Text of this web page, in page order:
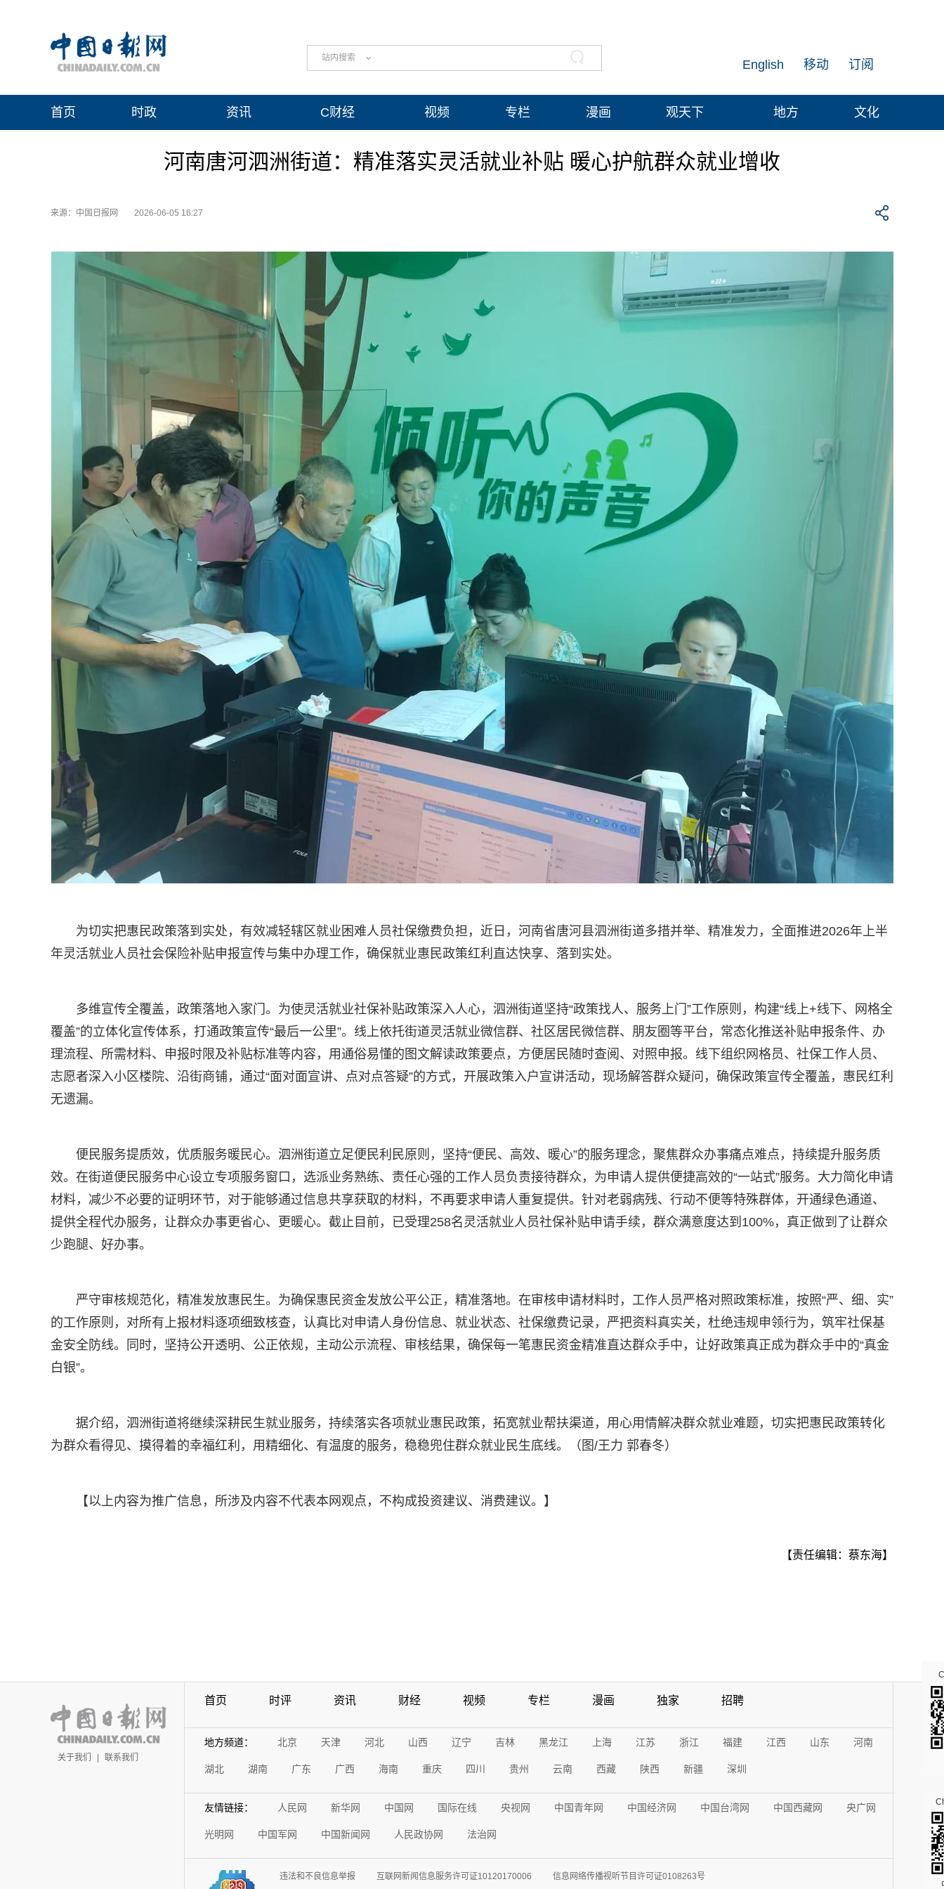
站内搜索 订阅
移动
English
首页 时政 资讯 C财经 视频 专栏 漫画 观天下 地方 文化
河南唐河泗洲街道：精准落实灵活就业补贴 暖心护航群众就业增收
来源：中国日报网 2026-06-05 16:27
为切实把惠民政策落到实处，有效减轻辖区就业困难人员社保缴费负担，近日，河南省唐河县泗洲街道多措并举、精准发力，全面推进2026年上半
年灵活就业人员社会保险补贴申报宣传与集中办理工作，确保就业惠民政策红利直达快享、落到实处。
多维宣传全覆盖，政策落地入家门。为使灵活就业社保补贴政策深入人心，泗洲街道坚持“政策找人、服务上门”工作原则，构建“线上+线下、网格全
覆盖”的立体化宣传体系，打通政策宣传“最后一公里”。线上依托街道灵活就业微信群、社区居民微信群、朋友圈等平台，常态化推送补贴申报条件、办
理流程、所需材料、申报时限及补贴标准等内容，用通俗易懂的图文解读政策要点，方便居民随时查阅、对照申报。线下组织网格员、社保工作人员、
志愿者深入小区楼院、沿街商铺，通过“面对面宣讲、点对点答疑”的方式，开展政策入户宣讲活动，现场解答群众疑问，确保政策宣传全覆盖，惠民红利
无遗漏。
便民服务提质效，优质服务暖民心。泗洲街道立足便民利民原则，坚持“便民、高效、暖心”的服务理念，聚焦群众办事痛点难点，持续提升服务质
效。在街道便民服务中心设立专项服务窗口，选派业务熟练、责任心强的工作人员负责接待群众，为申请人提供便捷高效的“一站式”服务。大力简化申请
材料，减少不必要的证明环节，对于能够通过信息共享获取的材料，不再要求申请人重复提供。针对老弱病残、行动不便等特殊群体，开通绿色通道、
提供全程代办服务，让群众办事更省心、更暖心。截止目前，已受理258名灵活就业人员社保补贴申请手续，群众满意度达到100%，真正做到了让群众
少跑腿、好办事。
严守审核规范化，精准发放惠民生。为确保惠民资金发放公平公正，精准落地。在审核申请材料时，工作人员严格对照政策标准，按照“严、细、实”
的工作原则，对所有上报材料逐项细致核查，认真比对申请人身份信息、就业状态、社保缴费记录，严把资料真实关，杜绝违规申领行为，筑牢社保基
金安全防线。同时，坚持公开透明、公正依规，主动公示流程、审核结果，确保每一笔惠民资金精准直达群众手中，让好政策真正成为群众手中的“真金
白银”。
据介绍，泗洲街道将继续深耕民生就业服务，持续落实各项就业惠民政策，拓宽就业帮扶渠道，用心用情解决群众就业难题，切实把惠民政策转化
为群众看得见、摸得着的幸福红利，用精细化、有温度的服务，稳稳兜住群众就业民生底线。（图/王力 郭春冬）
【以上内容为推广信息，所涉及内容不代表本网观点，不构成投资建议、消费建议。】
【责任编辑：蔡东海】
关于我们 | 联系我们
首页 时评 资讯 财经 视频 专栏 漫画 独家 招聘
地方频道： 北京 天津 河北 山西 辽宁 吉林 黑龙江 上海 江苏 浙江 福建 江西 山东 河南
湖北 湖南 广东 广西 海南 重庆 四川 贵州 云南 西藏 陕西 新疆 深圳
友情链接： 人民网 新华网 中国网 国际在线 央视网 中国青年网 中国经济网 中国台湾网 中国西藏网 央广网
光明网 中国军网 中国新闻网 人民政协网 法治网
违法和不良信息举报 互联网新闻信息服务许可证10120170006 信息网络传播视听节目许可证0108263号